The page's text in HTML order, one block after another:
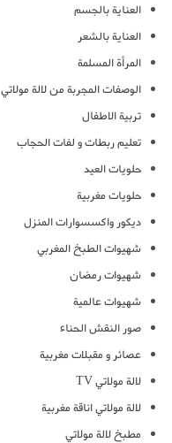
العناية بالجسم
العناية بالشعر
المرأة المسلمة
الوصفات المجربة من لالة مولاتي
تربية الاطفال
تعليم ربطات و لفات الحجاب
حلويات العيد
حلويات مغربية
ديكور واكسسوارات المنزل
شهيوات الطبخ المغربي
شهيوات رمضان
شهيوات عالمية
صور النقش الحناء
عصائر و مقبلات مغربية
لالة مولاتي TV
لالة مولاتي اناقة مغربية
مطبخ لالة مولاتي